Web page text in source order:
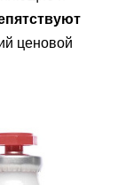
ценовой